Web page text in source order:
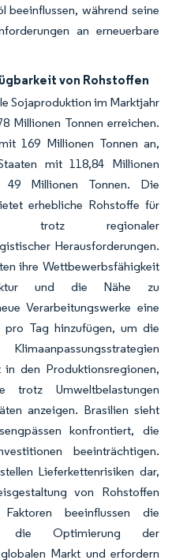
beeinflussen, während seine
an erneuerbare
von Rohstoffen
Sojaproduktion im Marktjahr
Millionen Tonnen erreichen.
169 Millionen Tonnen an,
mit 118,84 Millionen
Millionen Tonnen. Die
erhebliche Rohstoffe für
trotz regionaler
Herausforderungen.
ihre Wettbewerbsfähigkeit
und die Nähe zu
Verarbeitungswerke eine
pro Tag hinzufügen, um die
den Produktionsregionen,
trotz Umweltbelastungen
anzeigen. Brasilien sieht
konfrontiert, die
beeinträchtigen.
Lieferkettenrisiken dar,
von Rohstoffen
beeinflussen die
die Optimierung der
Markt und erfordern